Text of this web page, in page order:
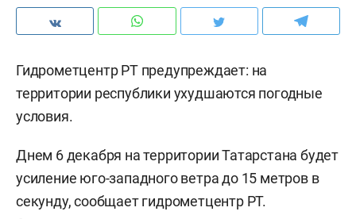
Гидрометцентр РТ предупреждает: на
территории республики ухудшаются погодные
условия.
Днем 6 декабря на территории Татарстана будет
усиление юго-западного ветра до 15 метров в
секунду, сообщает гидрометцентр РТ.